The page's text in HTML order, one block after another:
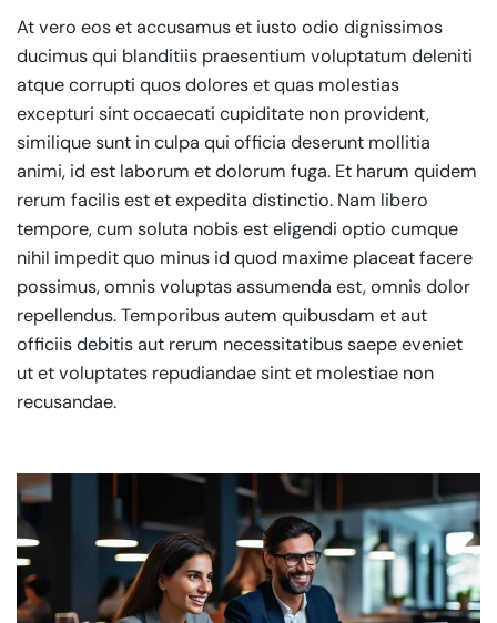
At vero eos et accusamus et iusto odio dignissimos
ducimus qui blanditiis praesentium voluptatum deleniti
atque corrupti quos dolores et quas molestias
excepturi sint occaecati cupiditate non provident,
similique sunt in culpa qui officia deserunt mollitia
animi, id est laborum et dolorum fuga. Et harum quidem
rerum facilis est et expedita distinctio. Nam libero
tempore, cum soluta nobis est eligendi optio cumque
nihil impedit quo minus id quod maxime placeat facere
possimus, omnis voluptas assumenda est, omnis dolor
repellendus. Temporibus autem quibusdam et aut
officiis debitis aut rerum necessitatibus saepe eveniet
ut et voluptates repudiandae sint et molestiae non
recusandae.